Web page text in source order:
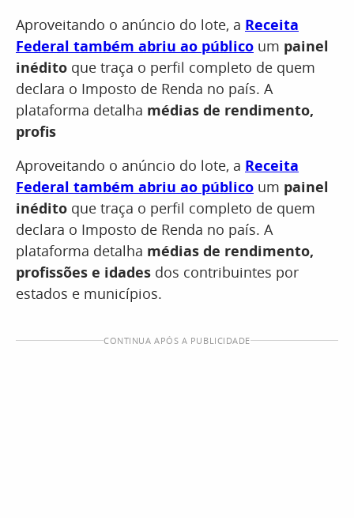
Aproveitando o anúncio do lote, a Receita
Federal também abriu ao público um painel
inédito que traça o perfil completo de quem
declara o Imposto de Renda no país. A
plataforma detalha médias de rendimento,
profis
Aproveitando o anúncio do lote, a Receita
Federal também abriu ao público um painel
inédito que traça o perfil completo de quem
declara o Imposto de Renda no país. A
plataforma detalha médias de rendimento,
profissões e idades dos contribuintes por
estados e municípios.
CONTINUA APÓS A PUBLICIDADE